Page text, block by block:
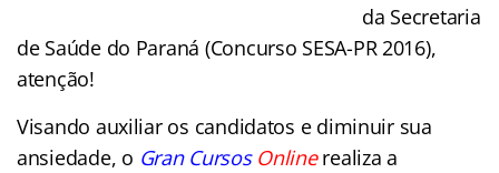
da Secretaria
de Saúde do Paraná (Concurso SESA-PR 2016),
atenção!
Visando auxiliar os candidatos e diminuir sua
ansiedade, o Gran Cursos Onlinerealiza a